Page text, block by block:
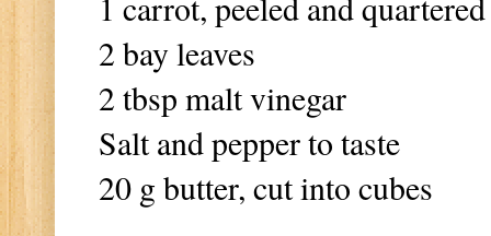
2 bay leaves
2 tbsp malt vinegar
Salt and pepper to taste
20 g butter, cut into cubes